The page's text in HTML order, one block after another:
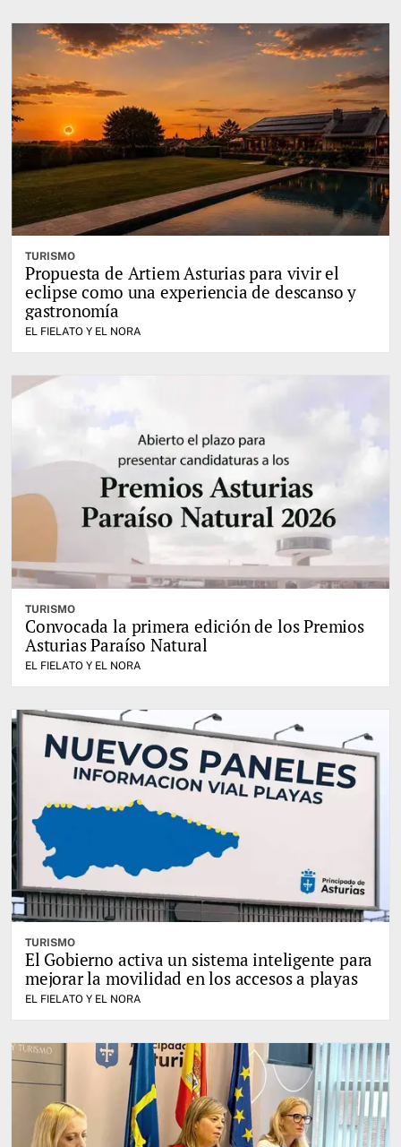
TURISMO
Propuesta de Artiem Asturias para vivir el
eclipse como una experiencia de descanso y
gastronomía
EL FIELATO Y EL NORA
TURISMO
Convocada la primera edición de los Premios
Asturias Paraíso Natural
EL FIELATO Y EL NORA
TURISMO
El Gobierno activa un sistema inteligente para
mejorar la movilidad en los accesos a playas
EL FIELATO Y EL NORA